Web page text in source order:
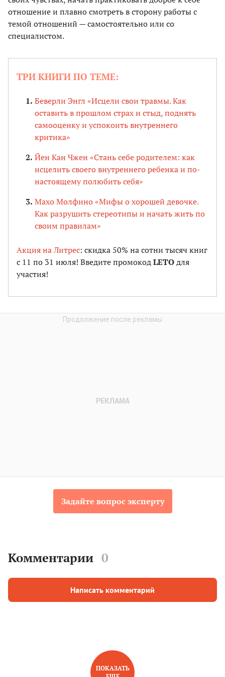
отношение и плавно смотреть в сторону работы с
темой отношений — самостоятельно или со
специалистом.
ТРИ КНИГИ ПО ТЕМЕ:
Беверли Энгл «Исцели свои травмы. Как
оставить в прошлом страх и стыд, поднять
самооценку и успокоить внутреннего
критика»
Йен Кан Чжен «Стань себе родителем: как
исцелить своего внутреннего ребенка и по-
настоящему полюбить себя»
Махо Молфино «Мифы о хорошей девочке.
Как разрушить стереотипы и начать жить по
своим правилам»
Акция на Литрес: скидка 50% на сотни тысяч книг
с 11 по 31 июля! Введите промокодLETOдля
участия!
Задайте вопрос эксперту
Комментарии 0
Написать комментарий
ПОКАЗАТЬ